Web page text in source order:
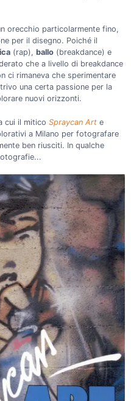
orecchio particolarmente fino,
per il disegno. Poiché il
(rap), ballo (breakdance) e
che a livello di breakdance
ci rimaneva che sperimentare
una certa passione per la
nuovi orizzonti.
cui il mitico Spraycan Art e
a Milano per fotografare
ben riusciti. In qualche